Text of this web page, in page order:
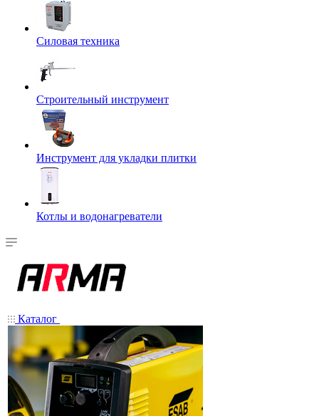
Силовая техника
Строительный инструмент
Инструмент для укладки плитки
Котлы и водонагреватели
Каталог